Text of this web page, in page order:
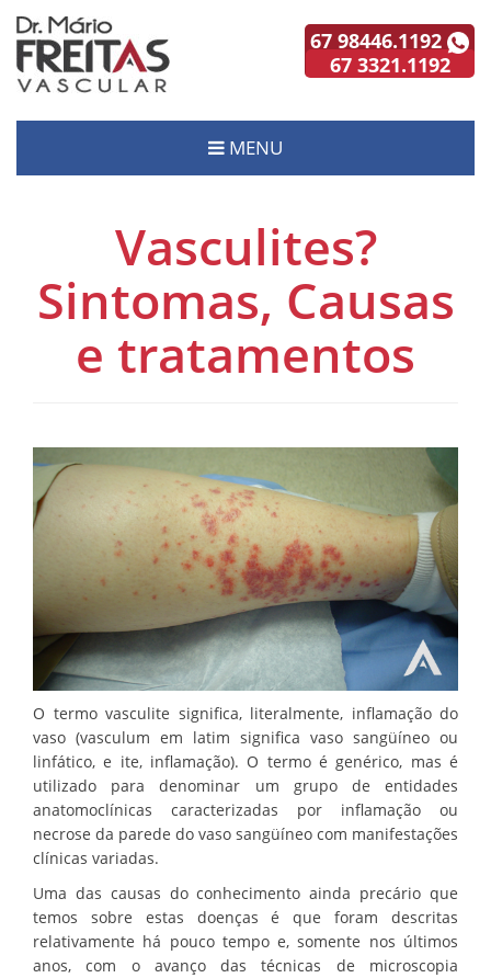
67 98446.1192
67 3321.1192
MENU
Vasculites?
Sintomas, Causas
e tratamentos
O termo vasculite significa, literalmente, inflamação do
vaso (vasculum em latim significa vaso sangüíneo ou
linfático, e ite, inflamação). O termo é genérico, mas é
utilizado para denominar um grupo de entidades
anatomoclínicas caracterizadas por inflamação ou
necrose da parede do vaso sangüíneo com manifestações
clínicas variadas.
Uma das causas do conhecimento ainda precário que
temos sobre estas doenças é que foram descritas
relativamente há pouco tempo e, somente nos últimos
anos, com o avanço das técnicas de microscopia